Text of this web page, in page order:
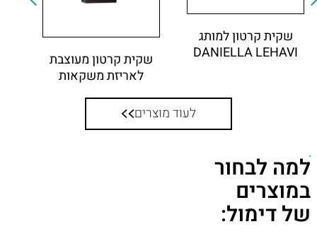
שקית קרטון למותג
DANIELLA LEHAVI
שקית קרטון מעוצבת
לאריזת משקאות
לעוד מוצרים
למה לבחור
במוצרים
של דימול: